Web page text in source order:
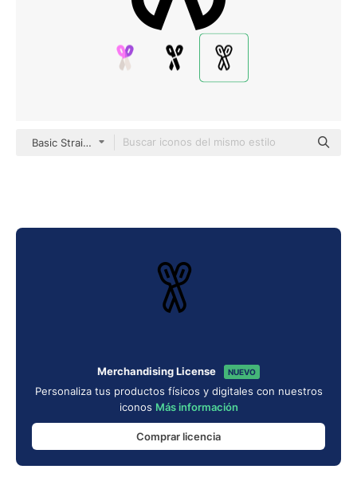
Basic Straight Lineal
Merchandising License NUEVO
Personaliza tus productos físicos y digitales con nuestros
iconos Más información
Comprar licencia